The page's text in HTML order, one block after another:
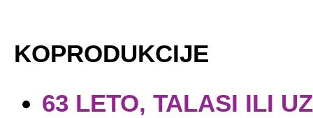
KOPRODUKCIJE
63 LETO, TALASI ILI